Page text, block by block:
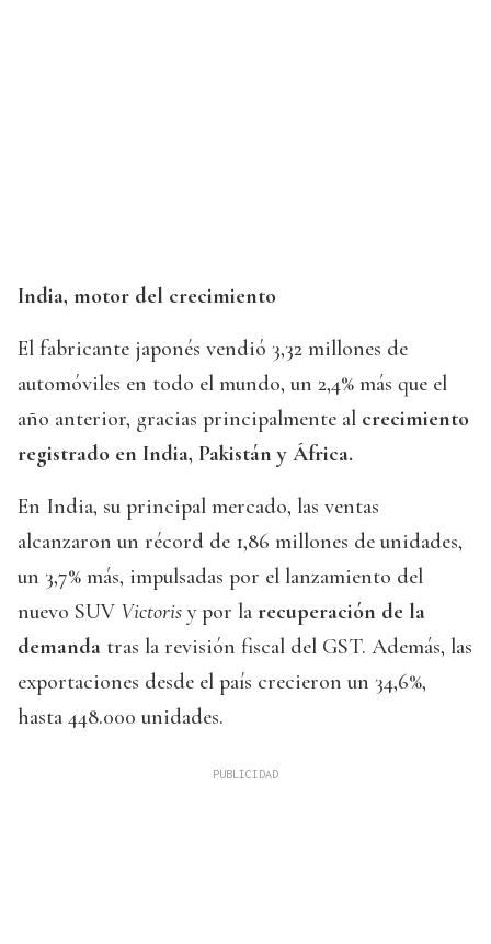
India, motor del crecimiento
El fabricante japonés vendió 3,32 millones de
automóviles en todo el mundo, un 2,4% más que el
año anterior, gracias principalmente al crecimiento
registrado en India, Pakistán y África.
En India, su principal mercado, las ventas
alcanzaron un récord de 1,86 millones de unidades,
un 3,7% más, impulsadas por el lanzamiento del
nuevo SUV Victoris y por la recuperación de la
demanda tras la revisión fiscal del GST. Además, las
exportaciones desde el país crecieron un 34,6%,
hasta 448.000 unidades.